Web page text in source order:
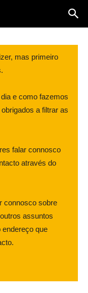
mas primeiro
e como fazemos
a filtrar as
falar connosco
através do
connosco sobre
assuntos
endereço que